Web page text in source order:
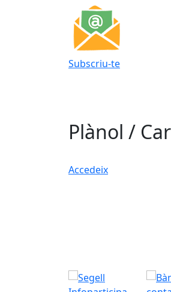
Subscriu-te
Plànol /
Accedeix